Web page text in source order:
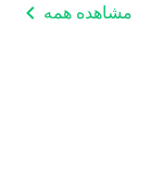
مشاهده همه